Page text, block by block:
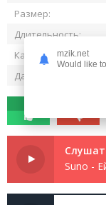
Размер:
Длительность:
Качество:
Дата релиза:
Suno -
mzik.net
Would like